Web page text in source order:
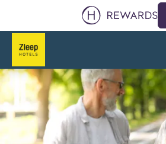
Dia: 1 of 1